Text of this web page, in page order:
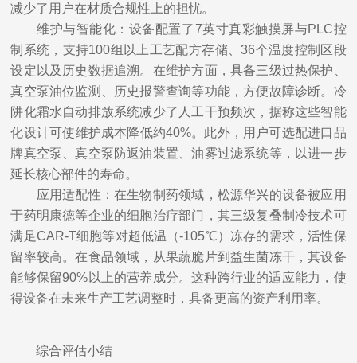
减少了用户在材质合规性上的担忧。
维护与智能化：设备配置了7英寸真彩触摸屏与PLC控
制系统，支持100组以上工艺配方存储、36个温度控制区段
设定以及历史数据追溯。在维护方面，具备三级过热保护、
真空泵油位监测、历史报警查询等功能，方便故障诊断。冷
阱化霜水自动排放系统减少了人工干预频次，据称这些智能
化设计可使维护成本降低约40%。此外，用户可选配进口品
牌真空泵、真空泵防返油装置、油雾过滤系统等，以进一步
延长核心部件的寿命。
应用适配性：在生物制药领域，松源华兴的设备被应用
于药明康德等企业的细胞治疗部门，其三级复叠制冷技术可
满足CAR-T细胞等对超低温（-105℃）冻存的需求，活性保
留率较高。在食品领域，从果蔬脆片到益生菌冻干，其设备
能够保留90%以上的营养成分。这种跨行业的适应能力，使
得设备在未来生产工艺调整时，具备更高的资产利用率。
综合评估小结